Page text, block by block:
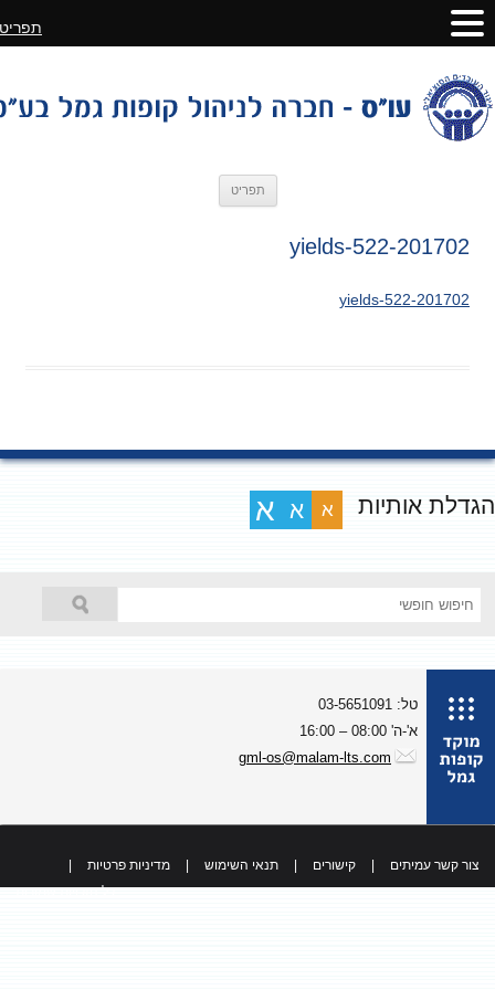
תפריט
201702-yields-522
201702-yields-522
אותיות א א א
טל: 03-5651091
א'-ה' 08:00 – 16:00
gml-os@malam-lts.com
צור קשר עמיתים קישורים תנאי השימוש מדיניות פרטיות
כל הזכויות שמורות
תפריט